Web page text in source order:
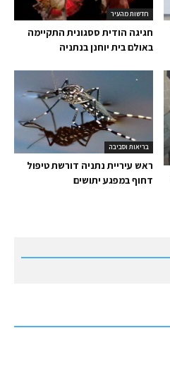
חדשות מהעיר
חגיגה הודית ססגונית התקיימה
באולם בית יוחנן בנתניה
בריאות וסביבה
ראש עיריית נתניה דורשת טיפול
דחוף במפגע יתושים